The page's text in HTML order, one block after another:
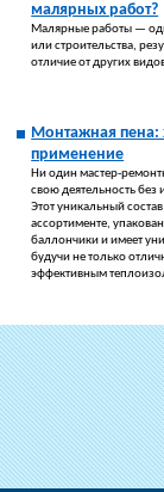
малярных работ?
Малярные работы —
или строительства,
отличие от других
Монтажная пена:
применение
Ни один мастер-
свою деятельность без
Этот уникальный
ассортименте,
баллончики и имеет
будучи не только
эффективным